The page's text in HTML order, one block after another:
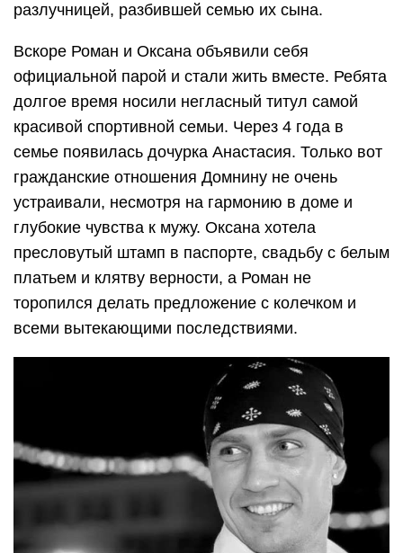
разлучницей, разбившей семью их сына.
Вскоре Роман и Оксана объявили себя
официальной парой и стали жить вместе. Ребята
долгое время носили негласный титул самой
красивой спортивной семьи. Через 4 года в
семье появилась дочурка Анастасия. Только вот
гражданские отношения Домнину не очень
устраивали, несмотря на гармонию в доме и
глубокие чувства к мужу. Оксана хотела
пресловутый штамп в паспорте, свадьбу с белым
платьем и клятву верности, а Роман не
торопился делать предложение с колечком и
всеми вытекающими последствиями.